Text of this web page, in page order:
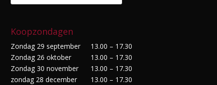
Koopzondagen
Zondag 29 september
13.00 – 17.30
Zondag 26 oktober
13.00 – 17.30
Zondag 30 november
13.00 – 17.30
zondag 28 december
13.00 – 17.30